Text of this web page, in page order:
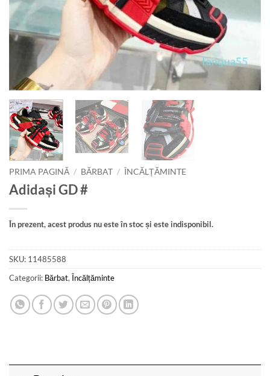
PRIMA PAGINĂ / BĂRBAT / ÎNCĂLȚĂMINTE
Adidași GD #
În prezent, acest produs nu este în stoc și este indisponibil.
SKU: 11485588
Categorii: Bărbat, Încălțăminte